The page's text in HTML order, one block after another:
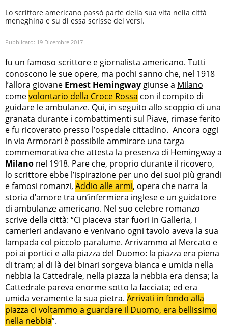
Lo scrittore americano passò parte della sua vita nella città
meneghina e su di essa scrisse dei versi.
Pubblicato: 19 Dicembre 2017
fu un famoso scrittore e giornalista americano. Tutti
conoscono le sue opere, ma pochi sanno che, nel 1918
l’allora giovane Ernest Hemingway giunse a Milano
comevolontario della Croce Rossa con il compito di
guidare le ambulanze. Qui, in seguito allo scoppio di una
granata durante i combattimenti sul Piave, rimase ferito
e fu ricoverato presso l’ospedale cittadino. Ancora oggi
in via Armorari è possibile ammirare una targa
commemorativa che attesta la presenza di Hemingway a
Milano nel 1918. Pare che, proprio durante il ricovero,
lo scrittore ebbe l’ispirazione per uno dei suoi più grandi
e famosi romanzi, Addio alle armi, opera che narra la
storia d’amore tra un’infermiera inglese e un guidatore
di ambulanze americano. Nel suo celebre romanzo
scrive della città: “Ci piaceva star fuori in Galleria, i
camerieri andavano e venivano ogni tavolo aveva la sua
lampada col piccolo paralume. Arrivammo al Mercato e
poi ai portici e alla piazza del Duomo: la piazza era piena
di tram; al di là dei binari sorgeva bianca e umida nella
nebbia la Cattedrale, nella piazza la nebbia era densa; la
Cattedrale pareva enorme sotto la facciata; ed era
umida veramente la sua pietra. Arrivati in fondo alla
piazza ci voltammo a guardare il Duomo, era bellissimo
nella nebbia”.